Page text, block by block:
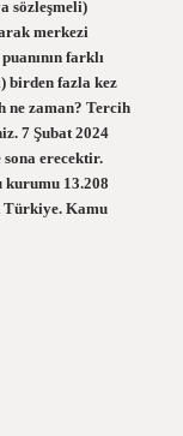
sözleşmeli)
merkezi
farklı
birden fazla kez
ne zaman? Tercih
7 Şubat 2024
sona erecektir.
kurumu 13.208
Türkiye. Kamu